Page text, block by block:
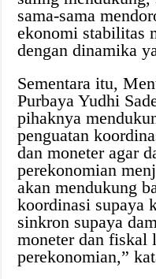
sama-sama
ekonomi stabilitas
dengan dinamika
Sementara itu,
Purbaya Yudhi
pihaknya
penguatan
dan moneter agar
perekonomian
akan mendukung
koordinasi supaya
sinkron supaya
moneter dan fiskal
perekonomian,”